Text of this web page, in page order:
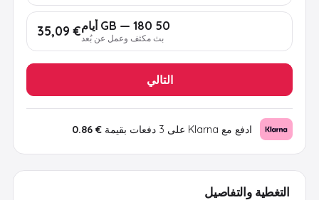
التغطية والتفاصيل
50 GB — 180 أيام
بث مكثف وعمل عن بُعد € 35,09
التالي
ادفع مع Klarna على 3 دفعات بقيمة € 0.86